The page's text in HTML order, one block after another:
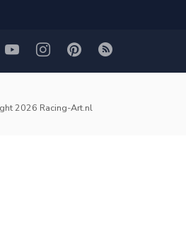
2026 Racing-Art.nl